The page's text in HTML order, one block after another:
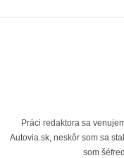
Práci redaktora sa
Autovia.sk, neskôr som sa
som